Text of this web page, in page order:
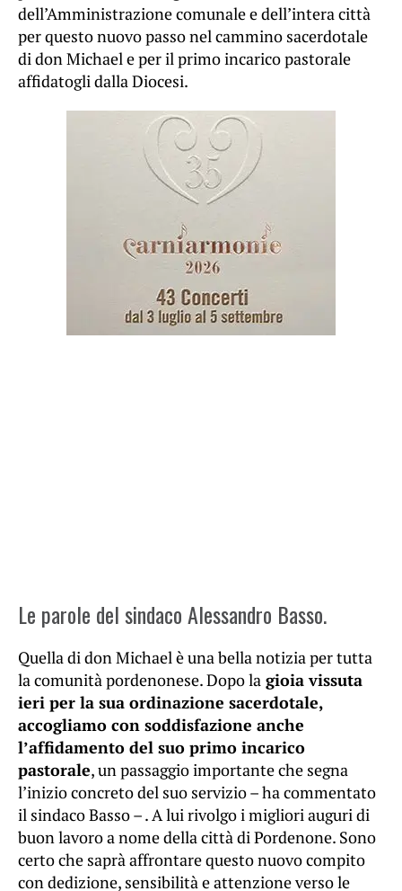
dell’Amministrazione comunale e dell’intera città
per questo nuovo passo nel cammino sacerdotale
di don Michael e per il primo incarico pastorale
affidatogli dalla Diocesi.
Le parole del sindaco Alessandro Basso.
Quella di don Michael è una bella notizia per tutta
la comunità pordenonese. Dopo la gioia vissuta
ieri per la sua ordinazione sacerdotale,
accogliamo con soddisfazione anche
l’affidamento del suo primo incarico
pastorale, un passaggio importante che segna
l’inizio concreto del suo servizio – ha commentato
il sindaco Basso – . A lui rivolgo i migliori auguri di
buon lavoro a nome della città di Pordenone. Sono
certo che saprà affrontare questo nuovo compito
con dedizione, sensibilità e attenzione verso le